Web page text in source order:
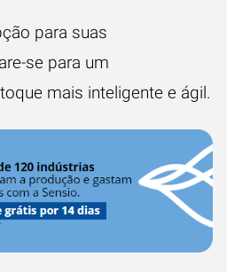
para suas
se para um
mais inteligente e ágil.